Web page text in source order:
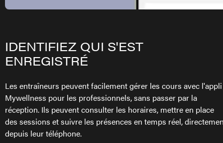
IDENTIFIEZ QUI S'EST
ENREGISTRÉ
Les entraîneurs peuvent facilement gérer les cours avec l'appli
Mywellness pour les professionnels, sans passer par la
réception. Ils peuvent consulter les horaires, mettre en place
des sessions et suivre les présences en temps réel,
depuis leur téléphone.